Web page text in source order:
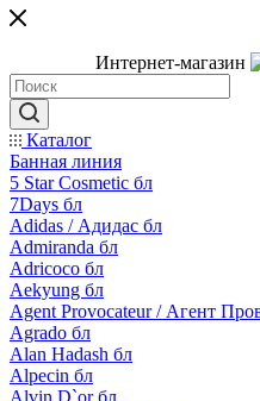
Интернет-магазин
Каталог
Банная линия
5 Star Cosmetic бл
7Days бл
Adidas / Адидас бл
Admiranda бл
Adricoco бл
Aekyung бл
Agent Provocateur / Агент
Agrado бл
Alan Hadash бл
Alpecin бл
Alvin D`or бл